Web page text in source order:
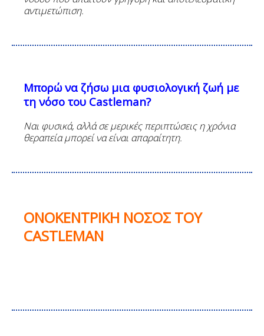
αντιμετώπιση.
Μπορώ να ζήσω μια φυσιολογική ζωή με
τη νόσο του Castleman?
Ναι φυσικά, αλλά σε μερικές περιπτώσεις η χρόνια
θεραπεία μπορεί να είναι απαραίτητη.
ΟΝΟΚΕΝΤΡΙΚΗ ΝΟΣΟΣ ΤΟΥ
CASTLEMAN